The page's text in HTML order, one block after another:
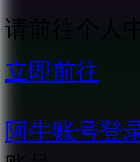
请前往个人
立即前往
阿牛账号登